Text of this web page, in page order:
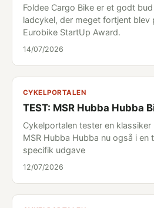
Foldee Cargo Bike er et godt
ladcykel, der meget fortjent blev
Eurobike StartUp Award.
14/07/2026
CYKELPORTALEN
TEST: MSR Hubba Hubba
Cykelportalen tester en
MSR Hubba Hubba nu også i en
specifik udgave
12/07/2026